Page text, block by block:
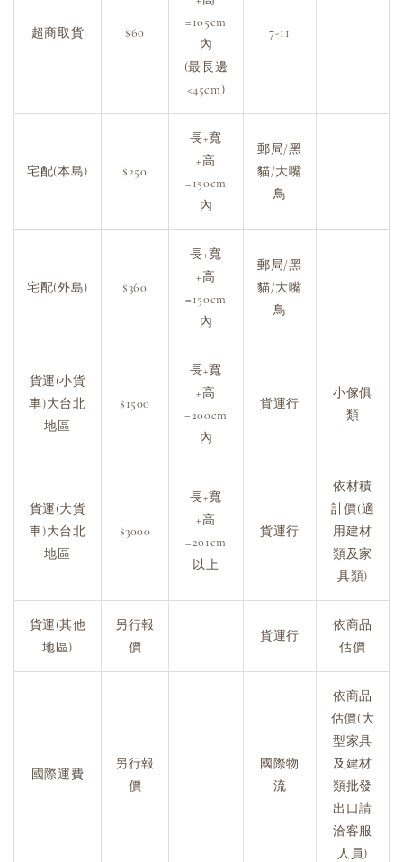
超商取貨 $60
=105cm
內
(最長邊
<45cm)
7-11
宅配(本島) $250
長+寬
+高
=150cm
內
郵局/黑
貓/大嘴
鳥
宅配(外島) $360
長+寬
+高
=150cm
內
郵局/黑
貓/大嘴
鳥
貨運(小貨
車)大台北
地區
$1500
長+寬
+高
=200cm
內
貨運行
小傢俱
類
貨運(大貨
車)大台北
地區
$3000
長+寬
+高
=201cm
以上
貨運行
依材積
計價(適
用建材
類及家
具類)
貨運(其他
地區)
另行報
價
貨運行
依商品
估價
國際運費
另行報
價
國際物
流
依商品
估價(大
型家具
及建材
類批發
出口請
洽客服
人員)